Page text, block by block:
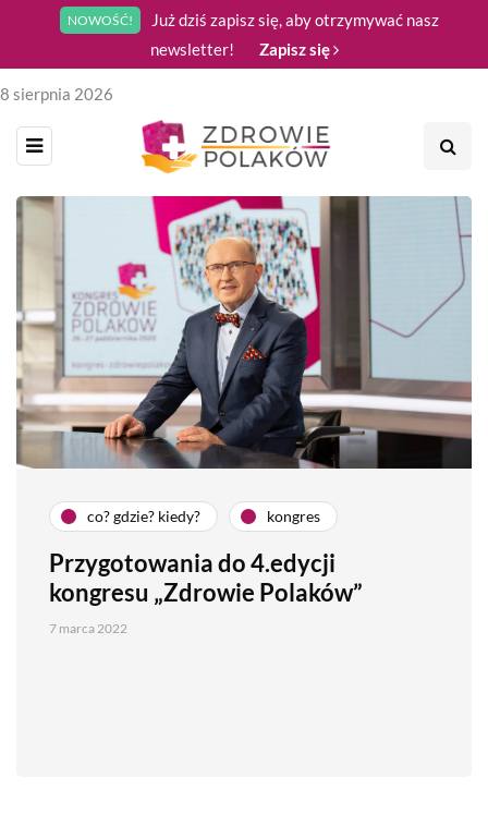
NOWOŚĆ!
Już dziś zapisz się, aby otrzymywać nasz
newsletter!
Zapisz się
8 sierpnia 2026
co? gdzie? kiedy? kongres
Przygotowania do 4.edycji
kongresu „Zdrowie Polaków”
7 marca 2022